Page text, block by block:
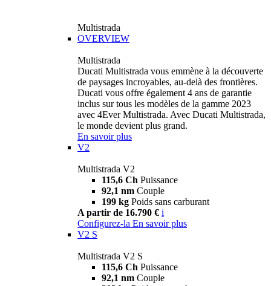
Multistrada
OVERVIEW
Multistrada
Ducati Multistrada vous emmène à la découverte
de paysages incroyables, au-delà des frontières.
Ducati vous offre également 4 ans de garantie
inclus sur tous les modèles de la gamme 2023
avec 4Ever Multistrada. Avec Ducati Multistrada,
le monde devient plus grand.
En savoir plus
V2
Multistrada V2
115,6 Ch Puissance
92,1 nm Couple
199 kg Poids sans carburant
A partir de 16.790 € i
Configurez-la En savoir plus
V2 S
Multistrada V2 S
115,6 Ch Puissance
92,1 nm Couple